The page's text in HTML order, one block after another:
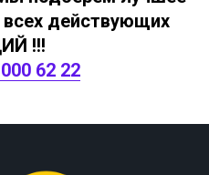
действующих
!!!
62 22